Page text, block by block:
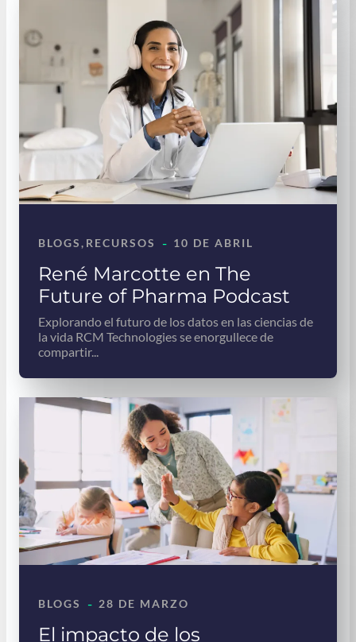
René Marcotte en The
Future of Pharma Podcast
BLOGS, RECURSOS - 10 DE ABRIL
Explorando el futuro de los datos en las ciencias de
la vida RCM Technologies se enorgullece de
compartir...
El impacto de los
BLOGS - 28 DE MARZO